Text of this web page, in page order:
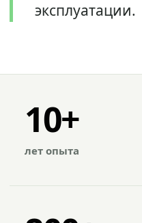
эксплуатации.
10+
лет опыта